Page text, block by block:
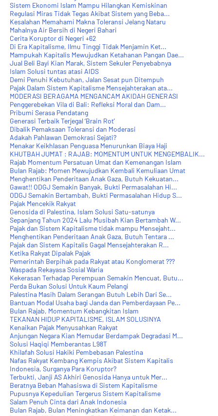
Sistem Ekonomi Islam Mampu Hilangkan Kemiskinan
Regulasi Miras Tidak Tegas Akibat Sistem yang Beba...
Kesalahan Memahami Makna Toleransi Jelang Nataru
Mahalnya Air Bersih di Negeri Bahari
Cerita Koruptor di Negeri +62
Di Era Kapitalisme, Ilmu Tinggi Tidak Menjamin Ket...
Mampukah Kapitalis Mewujudkan Ketahanan Pangan Dae...
Jual Beli Bayi Kian Marak, Sistem Sekuler Penyebabnya
Islam Solusi tuntas atasi AIDS
Demi Penuhi Kebutuhan, Jalan Sesat pun Ditempuh
Pajak Dalam Sistem Kapitalisme Mensejahterakan ata...
MODERASI BERAGAMA MENGANCAM AKIDAH GENERASI
Penggerebekan Vila di Bali: Refleksi Moral dan Dam...
Pribumi Serasa Pendatang
Generasi Terbaik Terjegal ‘Brain Rot’
Dibalik Pemaksaan Toleransi dan Moderasi
Adakah Pahlawan Demokrasi Sejati?
Menakar Keikhlasan Penguasa Menurunkan Biaya Haji
KHUTBAH JUM'AT : RAJAB: MOMENTUM UNTUK MENGEMBALIK...
Rajab Momentum Persatuan Umat dan Kemenangan Islam
Bulan Rajab: Momen Mewujudkan Kembali Kemuliaan Umat
Menghentikan Penderitaan Anak Gaza, Butuh Kekuatan...
Gawat!! ODGJ Semakin Banyak, Bukti Permasalahan Hi...
ODGJ Semakin Bertambah, Bukti Permasalahan Hidup S...
Pajak Mencekik Rakyat
Genosida di Palestina, Islam Solusi Satu-satunya
Sepanjang Tahun 2024 Lalu Musibah Kian Bertambah W...
Pajak dan Sistem Kapitalisme tidak mampu Mensejaht...
Menghentikan Penderitaan Anak Gaza, Butuh Tentara ...
Pajak dan Sistem Kapitalis Gagal Mensejahterakan R...
Ketika Rakyat Dipalak Pajak
Pemerintah Berpihak pada Rakyat atau Konglomerat ???
Waspada Rekayasa Sosial Waria
Kekerasan Terhadap Perempuan Semakin Mencuat, Butu...
Perda Bukan Solusi Untuk Kaum Pelangi
Palestina Masih Dalam Serangan Butuh Lebih Dari Se...
Bantuan Modal Usaha bagi Janda dan Pemberdayaan Pe...
Bulan Rajab, Momentum Kebangkitan Islam
TEKANAN HIDUP KAPITALISME, ISLAM SOLUSINYA
Kenaikan Pajak Menyusahkan Rakyat
Anjungan Negara Kian Memudar Berdampak Degradasi M...
Solusi Haqiqi Memberantas L98T
Khilafah Solusi Hakiki Pembebasan Palestina
Nafas Rakyat Kembang Kempis Akibat Sistem Kapitalis
Indonesia, Surganya Para Koruptor?
Terbukti, Janji AS Akhiri Genosida Hanya untuk Mer...
Beratnya Beban Mahasiswa di Sistem Kapitalisme
Pupusnya Kepedulian Tergerus Sistem Kapitalisme
Salam Penuh Cinta dari Anak Indonesia
Bulan Rajab, Bulan Meningkatkan Keimanan dan Ketak...